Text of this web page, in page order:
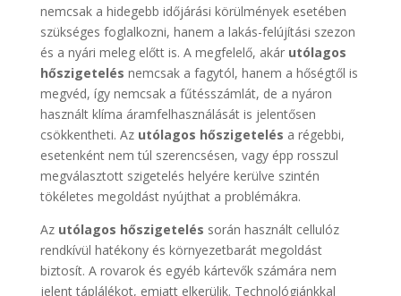
nemcsak a hidegebb időjárási körülmények esetében
szükséges foglalkozni, hanem a lakás-felújítási szezon
és a nyári meleg előtt is. A megfelelő, akár utólagos
hőszigetelés nemcsak a fagytól, hanem a hőségtől is
megvéd, így nemcsak a fűtésszámlát, de a nyáron
használt klíma áramfelhasználását is jelentősen
csökkentheti. Az utólagos hőszigetelés a régebbi,
esetenként nem túl szerencsésen, vagy épp rosszul
megválasztott szigetelés helyére kerülve szintén
tökéletes megoldást nyújthat a problémákra.
Az utólagos hőszigetelés során használt cellulóz
rendkívül hatékony és környezetbarát megoldást
biztosít. A rovarok és egyéb kártevők számára nem
jelent táplálékot, emiatt elkerülik. Technológiánkkal